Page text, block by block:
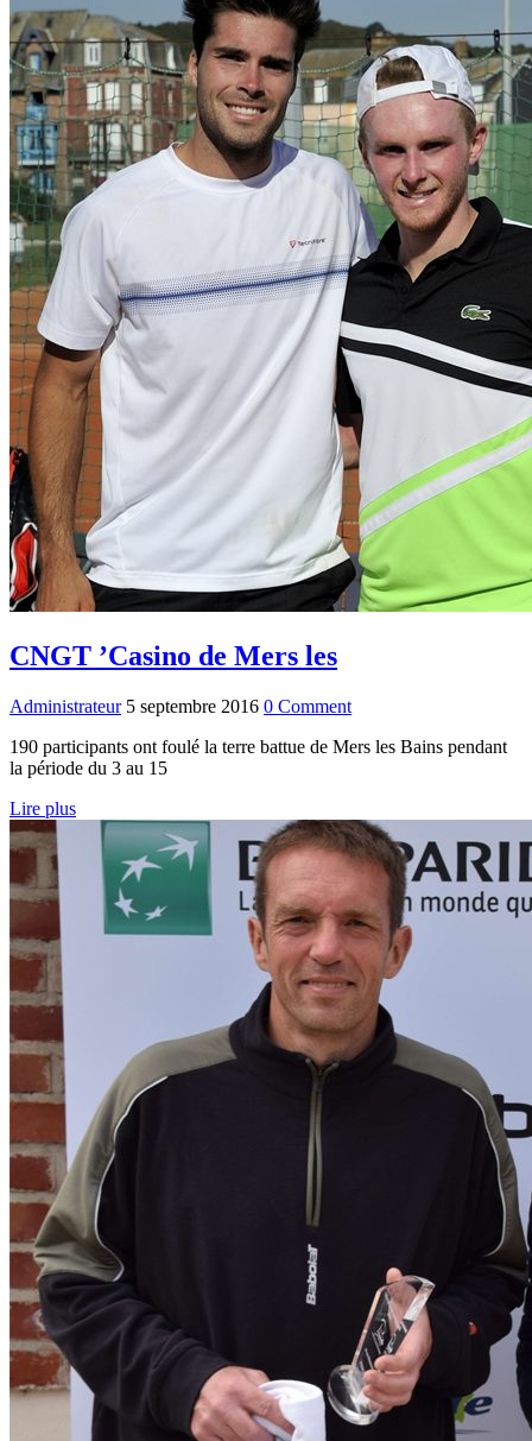
CNGT ’Casino de Mers les
Administrateur 5 septembre 2016 0 Comment
190 participants ont foulé la terre battue de Mers les Bains pendant
la période du 3 au 15
Lire plus